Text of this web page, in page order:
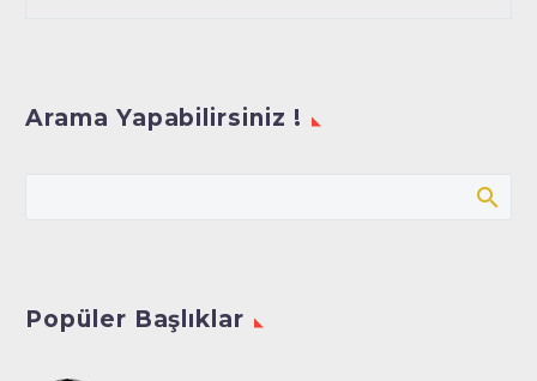
Arama Yapabilirsiniz !
Popüler Başlıklar